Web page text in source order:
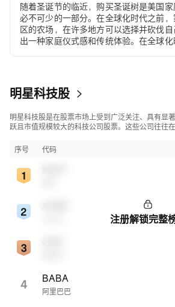
随着圣诞节的临近，购买圣诞树是美国
必不可少的一部分。在全球化时代之前
区的农场，在许多地方可以选择并砍伐
出一种家庭仪式感和传统体验。在全球
明星科技股
明星科技股是在股票市场上受到广泛关注、具有显
跃且市值规模较大的科技公司股票。这些公司往往
市，特别是科技行业板块乃至全球经济具有显著影响
序号 代码
4 阿里巴巴
BABA
注册解锁完整